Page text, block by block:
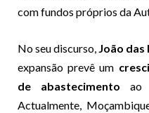
com fundos próprios da
No seu discurso, João das
expansão prevê um
de abastecimento ao
Actualmente,